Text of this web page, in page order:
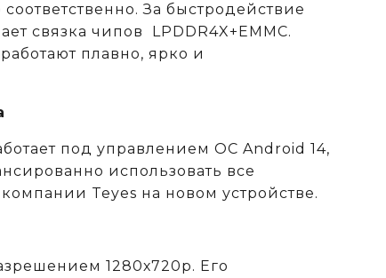
За быстродействие
связка чипов LPDDR4X+EMMC.
плавно, ярко и
под управлением ОС Android 14,
использовать все
Teyes на новом устройстве.
1280х720р. Его